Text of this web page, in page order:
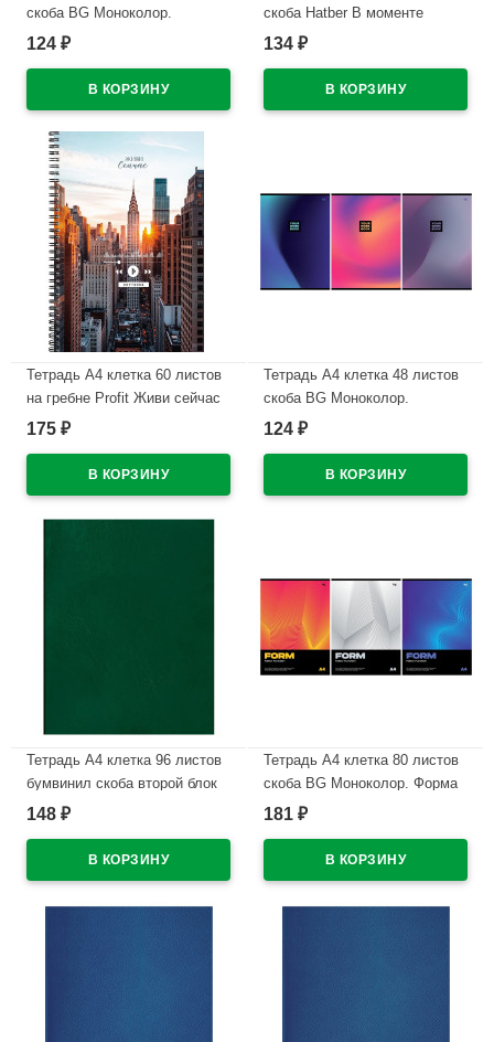
скоба BG Моноколор.
Градиент ассорти арт.Т4ск48
124 ₽
скоба Hatber В моменте
матовая ламинация ассорти
134 ₽
Тетрадь А4 клетка 60 листов
на гребне Profit Живи сейчас
цветная мелованная обложка
175 ₽
Тетрадь А4 клетка 48 листов
скоба BG Моноколор.
Градиент ассорти арт.Т4ск48
124 ₽
Тетрадь А4 клетка 96 листов
бумвинил скоба второй блок
BG зеленый
148 ₽
Тетрадь А4 клетка 80 листов
скоба BG Моноколор. Форма
ассорти арт.Т4ск80 63254
181 ₽